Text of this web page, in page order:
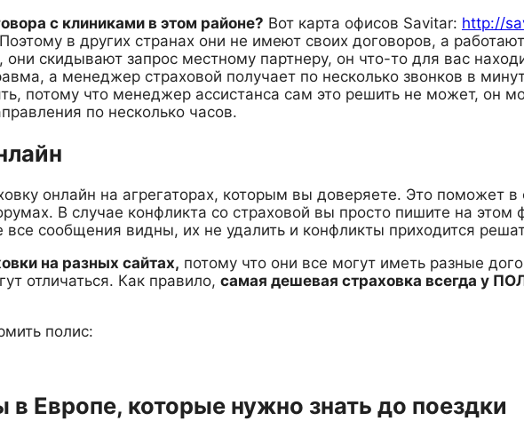
с клиниками в этом районе? Вот карта офисов Savitar: http://
в других странах они не имеют своих договоров, а
скидывают запрос местному партнеру, он что-то для вас
а менеджер страховой получает по несколько звонков в
потому что менеджер ассистанса сам это решить не может, он
по несколько часов.
онлайн на агрегаторах, которым вы доверяете. Это поможет в
В случае конфликта со страховой вы просто пишите на этом
сообщения видны, их не удалить и конфликты приходится
на разных сайтах, потому что они все могут иметь разные
отличаться. Как правило, самая дешевая страховка всегда у
полис:
Европе, которые нужно знать до поездки